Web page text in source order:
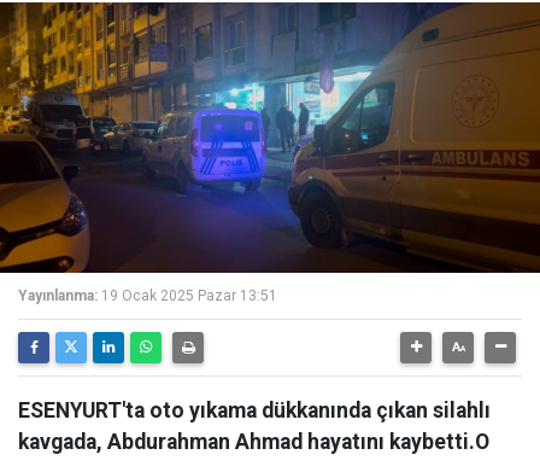
Yayınlanma: 19 Ocak 2025 Pazar 13:51
ESENYURT'ta oto yıkama dükkanında çıkan silahlı
kavgada, Abdurahman Ahmad hayatını kaybetti.O